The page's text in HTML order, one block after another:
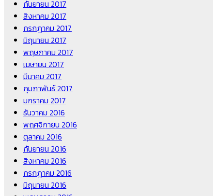
กันยายน 2017
สิงหาคม 2017
กรกฎาคม 2017
มิถุนายน 2017
พฤษภาคม 2017
เมษายน 2017
มีนาคม 2017
กุมภาพันธ์ 2017
มกราคม 2017
ธันวาคม 2016
พฤศจิกายน 2016
ตุลาคม 2016
กันยายน 2016
สิงหาคม 2016
กรกฎาคม 2016
มิถุนายน 2016